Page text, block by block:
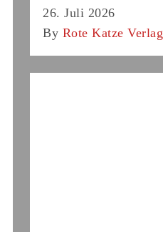
26. Juli 2026
By Rote Katze Verlag